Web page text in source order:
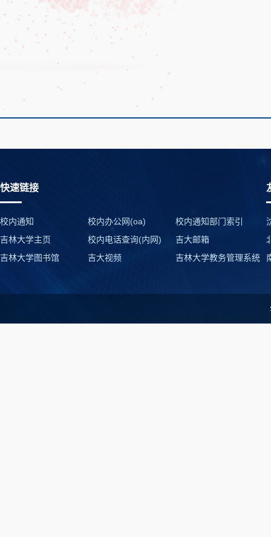
快速链接
校内通知 校内办公网(oa)
校内通知部门索引
吉林大学主页
校内电话查询(内网)
吉大邮箱
吉林大学图书馆
吉大视频 吉林大学教务管理系统